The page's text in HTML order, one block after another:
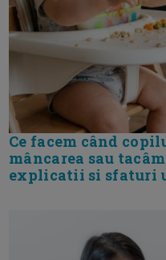
Ce facem când
mâncarea sau
explicatii si sfaturi